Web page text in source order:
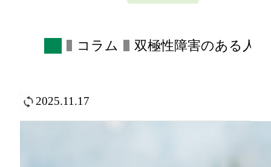
コラム 双極性障害のある人
2025.11.17